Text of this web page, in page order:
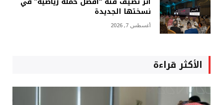
نسختها الجديدة
أغسطس 7, 2026
الأكثر قراءة